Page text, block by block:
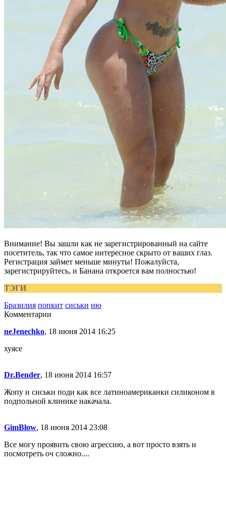
Внимание! Вы зашли как не зарегистрированный на сайте
посетитель, так что самое интересное скрыто от ваших глаз.
Регистрация займет меньше минуты! Пожалуйста,
зарегистрируйтесь, и Банана откроется вам полностью!
ТЭГИ
Бразилия попкит сиськи ню
Комментарии
neJenechko, 18 июня 2014 16:25
хуясе
Dr.Bender, 18 июня 2014 16:57
Жопу и сиськи поди как все латиноамериканки силиконом в
подпольной клинике накачала.
GimBlow, 18 июня 2014 23:08
Все могу проявить свою агрессию, а вот просто взять и
посмотреть оч сложно....